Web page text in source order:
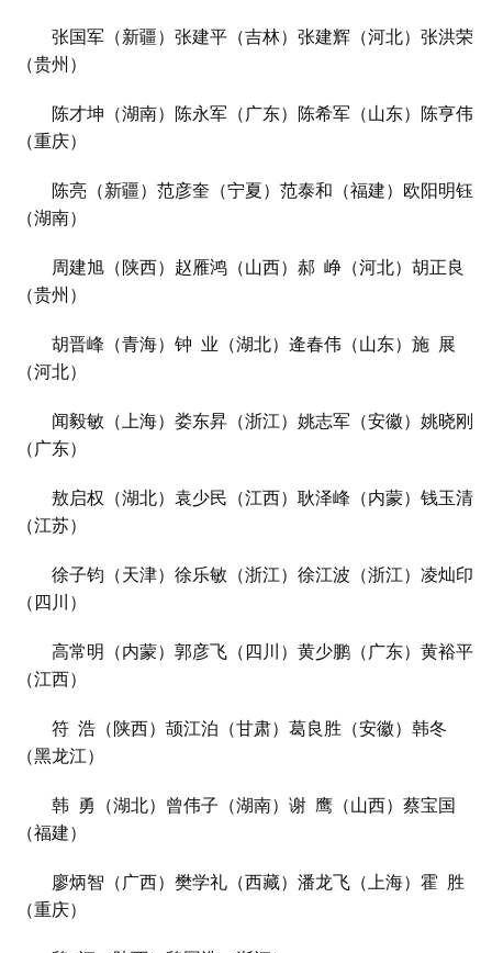
学
究
书
边
图
容
寫
錯
錯
體
百
张国军（新疆）张建平（吉林）张建辉（河北）张洪荣
（贵州）
陈才坤（湖南）陈永军（广东）陈希军（山东）陈亨伟
（重庆）
陈亮（新疆）范彦奎 （宁夏）范泰和（福建）欧阳明钰
（湖南）
周建旭（陕西）赵雁鸿（山西） 郝 峥 （河北）胡正良
（贵州）
胡晋峰（青海）钟 业（湖北） 逄春伟（山东）施 展
（河北）
闻毅敏（上海）娄东昇 （浙江）姚志军（安徽）姚晓刚
（广东）
敖 启权（湖北）袁少民（江西）耿泽峰（内蒙）钱玉清
（江苏）
徐子钧（天津）徐乐敏（浙江）徐江波（浙江）凌灿印
（四川）
高常明（内蒙）郭彦飞（四川）黄少鹏（广东）黄裕平
（江西）
符 浩（陕西） 颉江泊（甘肃）葛良胜（安徽）韩冬
（黑龙江）
韩 勇（湖北）曾伟子（湖南）谢 鹰（山西） 蔡宝国
（福建）
廖炳智（广西）樊学礼（西藏）潘龙飞（上海）霍 胜
（重庆）